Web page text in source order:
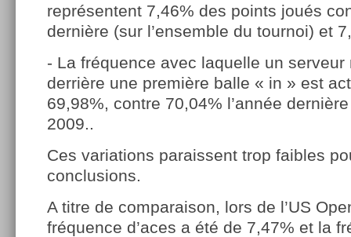
représentent 7,46% des points joués
dernière (sur l’ensemble du tournoi) et
- La fréquence avec laquelle un serveur
derrière une première balle « in » est
69,98%, contre 70,04% l’année
2009..
Ces variations paraissent trop faibles
conclusions.
A titre de comparaison, lors de l’US
fréquence d’aces a été de 7,47% et la